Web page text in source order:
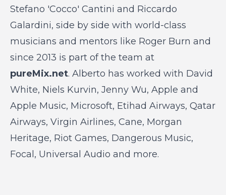
Stefano 'Cocco' Cantini and Riccardo
Galardini, side by side with world-class
musicians and mentors like Roger Burn and
since 2013 is part of the team at
pureMix.net. Alberto has worked with David
White, Niels Kurvin, Jenny Wu, Apple and
Apple Music, Microsoft, Etihad Airways, Qatar
Airways, Virgin Airlines, Cane, Morgan
Heritage, Riot Games, Dangerous Music,
Focal, Universal Audio and more.